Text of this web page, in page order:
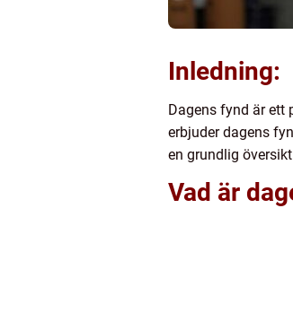
Inledning:
Dagens fynd är ett
erbjuder dagens
en grundlig
Vad är